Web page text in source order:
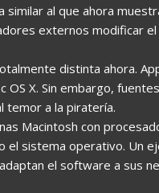
al que ahora
externos modificar
distinta ahora.
OS X. Sin embargo,
temor a la piratería.
Macintosh con
el sistema operativo. Un
el software a sus